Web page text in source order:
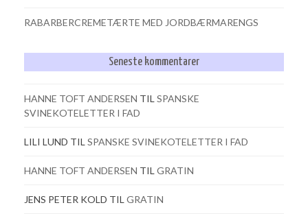
RABARBERCREMETÆRTE MED JORDBÆRMARENGS
Seneste kommentarer
HANNE TOFT ANDERSEN TIL SPANSKE
SVINEKOTELETTER I FAD
LILI LUND TIL SPANSKE SVINEKOTELETTER I FAD
HANNE TOFT ANDERSEN TIL GRATIN
JENS PETER KOLD TIL GRATIN